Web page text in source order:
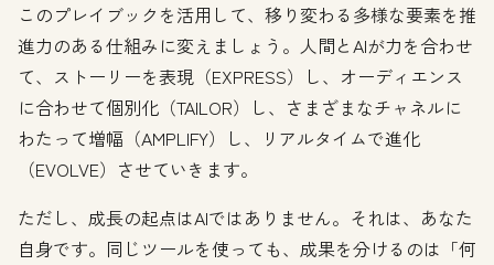
このプレイブックを活用して、移り変わる多様な要素を推
進力のある仕組みに変えましょう。人間とAIが力を合わせ
て、ストーリーを表現（EXPRESS）し、オーディエンス
に合わせて個別化（TAILOR）し、さまざまなチャネルに
わたって増幅（AMPLIFY）し、リアルタイムで進化
（EVOLVE）させていきます。
ただし、成長の起点はAIではありません。それは、あなた
自身です。同じツールを使っても、成果を分けるのは「何